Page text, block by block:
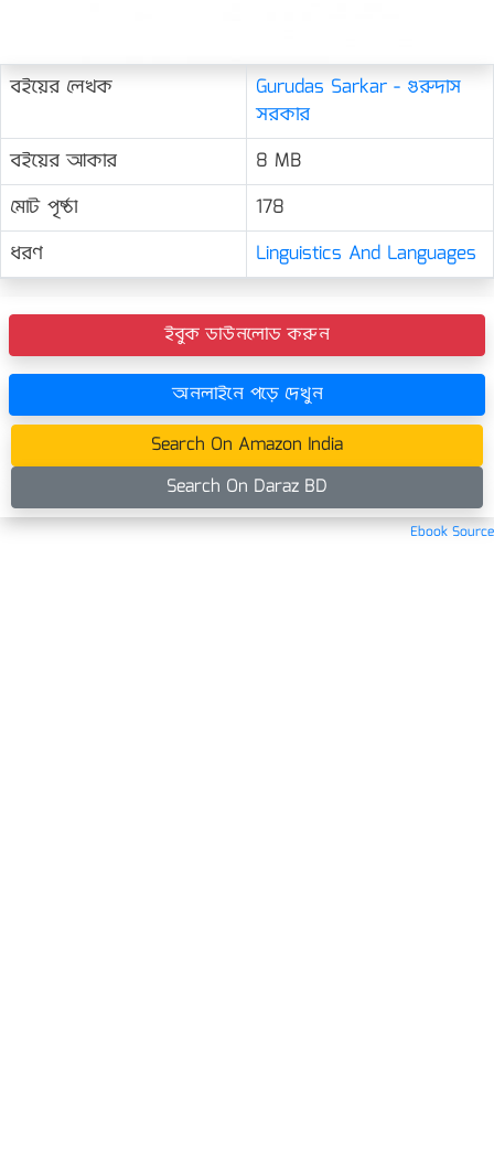
বইয়ের লেখক
Gurudas Sarkar - গুরুদাস
সরকার
বইয়ের আকার
8 MB
মোট পৃষ্ঠা
178
ধরণ
Linguistics And Languages
ইবুক ডাউনলোড করুন
অনলাইনে পড়ে দেখুন
Search On Amazon India
Search On Daraz BD
Ebook Source